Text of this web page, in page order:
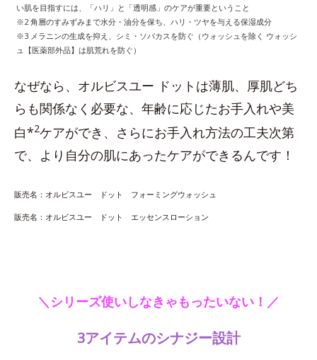
い肌を目指すには、「ハリ」と「透明感」のケアが重要ということ
※2 角層のすみずみまで水分・油分を保ち、ハリ・ツヤを与える保湿成分
※3 メラニンの生成を抑え、シミ・ソバカスを防ぐ（ウォッシュを除く ウォッシ
ュ【医薬部外品】は肌荒れを防ぐ）
なぜなら、オルビスユー ドットは薄肌、厚肌どち
らも関係なく必要な、年齢に応じたお手入れや美
白*2ケアができ、さらにお手入れ方法の工夫次第
で、より自分の肌にあったケアができるんです！
販売名：オルビスユー ドット フォーミングウォッシュ
販売名：オルビスユー ドット エッセンスローション
＼シリーズ使いしなきゃもったいない！／
3アイテムのシナジー設計